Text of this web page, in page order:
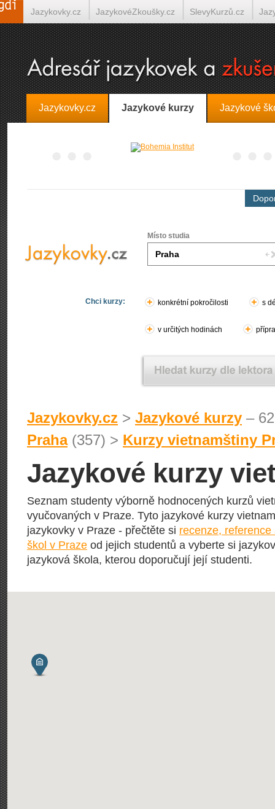
Jazykovky.cz Jazykové kurzy Jazykové
Místo studia
Chci kurzy: konkrétní pokročilosti s
v určitých hodinách
Jazykovky.cz > Jazykové kurzy –
Praha(357) > Kurzy vietnamštiny
Jazykové kurzy
Seznam studenty výborně hodnocených kurzů
vyučovaných v Praze. Tyto jazykové kurzy
jazykovky v Praze - přečtěte si recenze,
škol v Praze od jejich studentů a vyberte si
jazyková škola, kterou doporučují její studenti.
Jazykovky.cz JazykovéZkoušky.cz SlevyKurzů.cz
Španělština on-line Italština on-line Tlumočení-